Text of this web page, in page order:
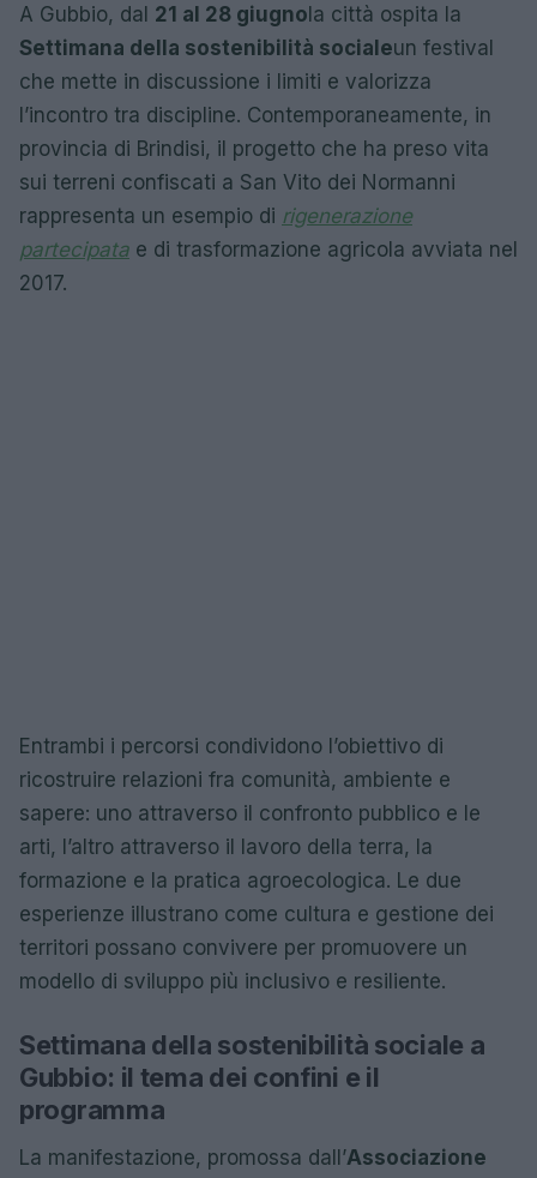
A Gubbio, dal 21 al 28 giugno la città ospita la
Settimana della sostenibilità socialeun festival
che mette in discussione i limiti e valorizza
l’incontro tra discipline. Contemporaneamente, in
provincia di Brindisi, il progetto che ha preso vita
sui terreni confiscati a San Vito dei Normanni
rappresenta un esempio di rigenerazione
partecipata e di trasformazione agricola avviata nel
2017.
Entrambi i percorsi condividono l’obiettivo di
ricostruire relazioni fra comunità, ambiente e
sapere: uno attraverso il confronto pubblico e le
arti, l’altro attraverso il lavoro della terra, la
formazione e la pratica agroecologica. Le due
esperienze illustrano come cultura e gestione dei
territori possano convivere per promuovere un
modello di sviluppo più inclusivo e resiliente.
Settimana della sostenibilità sociale a
Gubbio: il tema dei confini e il
programma
La manifestazione, promossa dall’Associazione